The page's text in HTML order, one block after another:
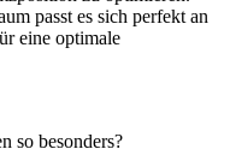
passt es sich perfekt an
eine optimale
so besonders?